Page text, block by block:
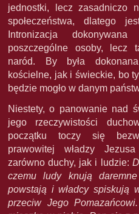
jednostki, lecz zasadniczo
społeczeństwa, dlatego
Intronizacja
poszczególne osoby, lecz
naród. By była
kościelne, jak i świeckie, bo
będzie mogło w danym
Niestety, o panowanie nad
jego rzeczywistości
początku toczy się
prawowitej władzy
zarówno duchy, jak i ludzie:
czemu ludy knują
powstają i władcy spiskują
przeciw Jego